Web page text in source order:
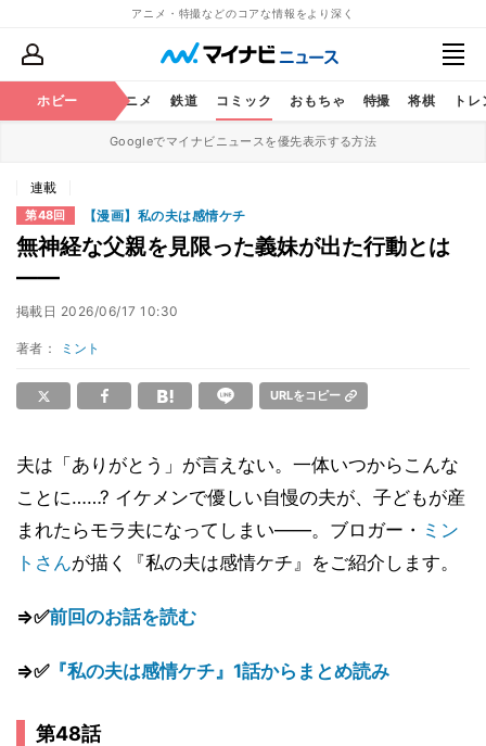
アニメ・特撮などのコアな情報をより深く
ホビー アニメ 鉄道 コミック おもちゃ 特撮 将棋 ト
Googleでマイナビニュースを優先表示する方法
連載
第48回 【漫画】私の夫は感情ケチ
無神経な父親を見限った義妹が出た行動とは
――
掲載日 2026/06/17 10:30
著者： ミント
URLをコピー
夫は「ありがとう」が言えない。一体いつからこんな
ことに……? イケメンで優しい自慢の夫が、子どもが産
まれたらモラ夫になってしまい――。ブロガー・ ミン
トさんが描く『私の夫は感情ケチ』をご紹介します。
⇒✅前回のお話を読む
⇒✅『私の夫は感情ケチ』1話からまとめ読み
第48話